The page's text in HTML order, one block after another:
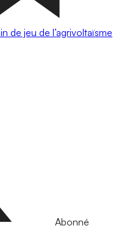
de jeu de l’agrivoltaïsme
Abonné